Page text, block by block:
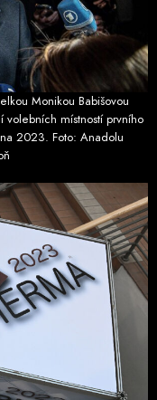
Monikou Babišovou
místností prvního
2023. Foto: Anadolu